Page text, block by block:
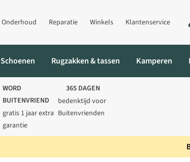
Onderhoud Reparatie Winkels Klantenservice
Schoenen Rugzakken & tassen Kamperen
WORD
BUITENVRIEND
gratis 1 jaar extra
garantie
365 DAGEN
bedenktijd voor
Buitenvrienden